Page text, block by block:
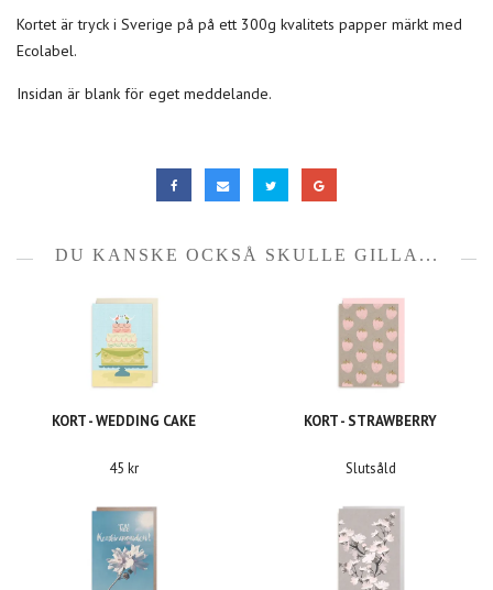
Kortet är tryck i Sverige på på ett 300g kvalitets papper märkt med
Ecolabel.
Insidan är blank för eget meddelande.
DU KANSKE OCKSÅ SKULLE GILLA...
KORT - WEDDING CAKE
45 kr
KORT - STRAWBERRY
Slutsåld